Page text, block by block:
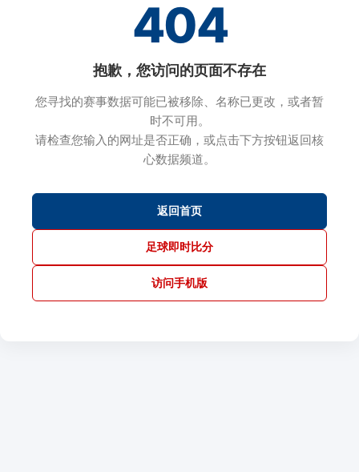
404
抱歉，您访问的页面不存在
您寻找的赛事数据可能已被移除、名称已更改，或者暂
时不可用。
请检查您输入的网址是否正确，或点击下方按钮返回核
心数据频道。
返回首页
足球即时比分
访问手机版